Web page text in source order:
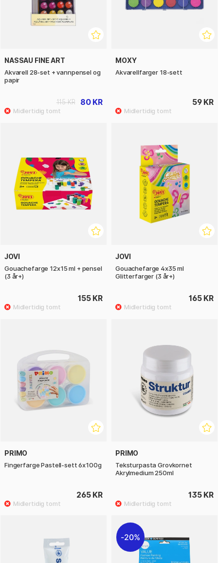
NASSAU FINE ART
Akvarell 28-set + vannpensel og
papir
80 KR
115 KR
MOXY
Akvarellfarger 18-sett
59 KR
JOVI
Gouachefarge 12x15 ml + pensel
(3 år+)
155 KR
JOVI
Gouachefarge 4x35 ml
Glitterfarger (3 år+)
165 KR
PRIMO
Fingerfarge Pastell-sett 6x100g
265 KR
PRIMO
Teksturpasta Grovkornet
Akrylmedium 250ml
135 KR
20%